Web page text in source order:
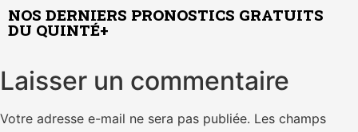
NOS DERNIERS PRONOSTICS GRATUITS
DU QUINTÉ+
Laisser un commentaire
Votre adresse e-mail ne sera pas publiée. Les champs